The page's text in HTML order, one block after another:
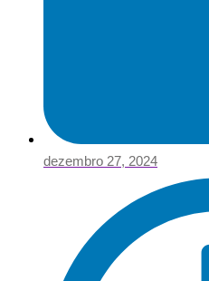
dezembro 27, 2024